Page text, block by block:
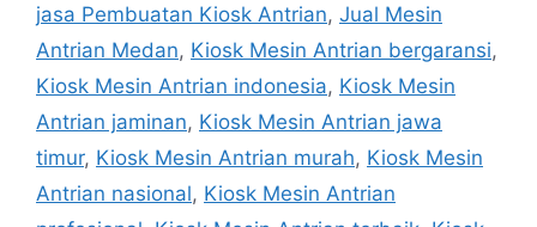
jasa Pembuatan Kiosk Antrian, Jual Mesin
Antrian Medan, Kiosk Mesin Antrian bergaransi,
Kiosk Mesin Antrian indonesia, Kiosk Mesin
Antrian jaminan, Kiosk Mesin Antrian jawa
timur, Kiosk Mesin Antrian murah, Kiosk Mesin
Antrian nasional, Kiosk Mesin Antrian